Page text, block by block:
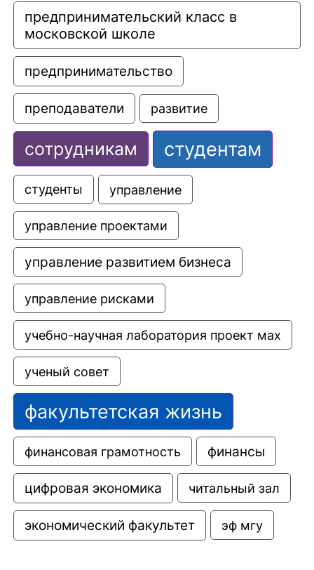
предпринимательский класс в
московской школе
предпринимательство
преподаватели развитие
сотрудникам студентам
студенты управление
управление проектами
управление развитием бизнеса
управление рисками
учебно-научная лаборатория проект мах
ученый совет
факультетская жизнь
финансовая грамотность финансы
цифровая экономика читальный зал
экономический факультет эф мгу